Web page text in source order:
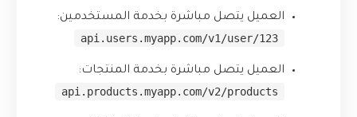
العميل يتصل مباشرة بخدمة المستخدمين:
api.users.myapp.com/v1/user/123
العميل يتصل مباشرة بخدمة المنتجات:
api.products.myapp.com/v2/products